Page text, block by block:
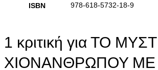
ISBN 978-618-5732-18-9
1 κριτική για ΤΟ
ΧΙΟΝΑΝΘΡΩΠΟΥ ΜΕ